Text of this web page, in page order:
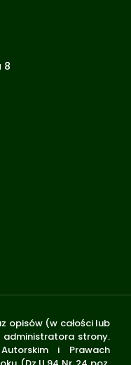
8
opisów (w całości lub
administratora strony.
i Prawach